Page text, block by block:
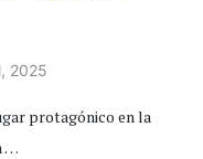
2025
protagónico en la
…